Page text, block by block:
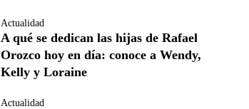
Actualidad
A qué se dedican las hijas de Rafael
Orozco hoy en día: conoce a Wendy,
Kelly y Loraine
Actualidad